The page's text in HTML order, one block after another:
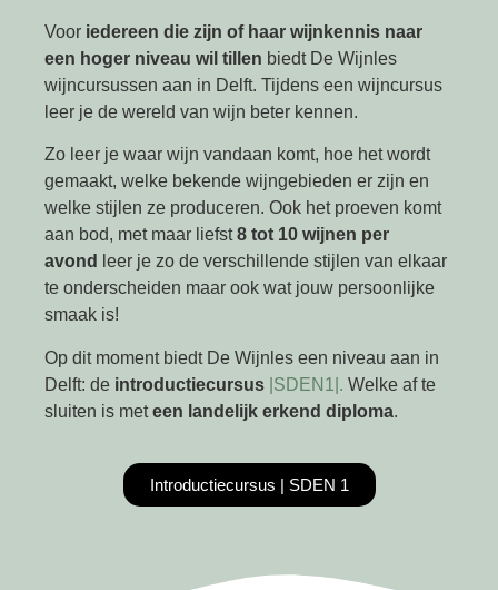
Voor iedereen die zijn of haar wijnkennis naar
een hoger niveau wil tillen biedt De Wijnles
wijncursussen aan in Delft. Tijdens een wijncursus
leer je de wereld van wijn beter kennen.
Zo leer je waar wijn vandaan komt, hoe het wordt
gemaakt, welke bekende wijngebieden er zijn en
welke stijlen ze produceren. Ook het proeven komt
aan bod, met maar liefst8 tot 10 wijnen per
avond
leer je zo de verschillende stijlen van elkaar
te onderscheiden maar ook wat jouw persoonlijke
smaak is!
Op dit moment biedt De Wijnles een niveau aan in
Delft: de introductiecursus |SDEN1|. Welke af te
sluiten is meteen landelijk erkend diploma.
Introductiecursus | SDEN 1